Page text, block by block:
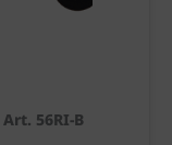
Art. 56RI-B